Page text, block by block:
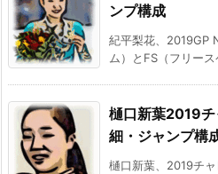
ンプ構成
紀平梨花、2019GP
ム）とFS（フリー
樋口新葉2019
細・ジャンプ構
樋口新葉、2019チ